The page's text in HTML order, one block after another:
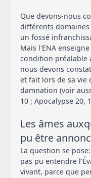
Que devons-nous
différents domaines
un fossé
Mais l'ENA
condition préalable
nous devons
et fait lors de sa vie
damnation (voir
10 ; Apocalypse 20,
Les âmes
pu être
La question se
pas pu entendre
vivant, parce que